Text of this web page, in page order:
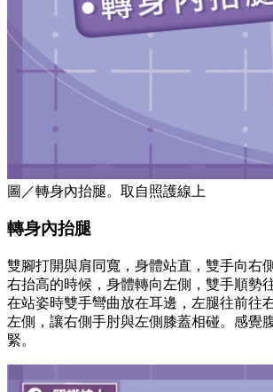
圖／轉身內抬腿。取自照護線上
轉身內抬腿
雙腳打開與肩同寬，身體站直，雙手向右
右抬高的時候，身體轉向左側，雙手順勢
在站姿時雙手彎曲放在耳邊，左腿往前往
左側，讓右側手肘與左側膝蓋相碰。感覺
緊。